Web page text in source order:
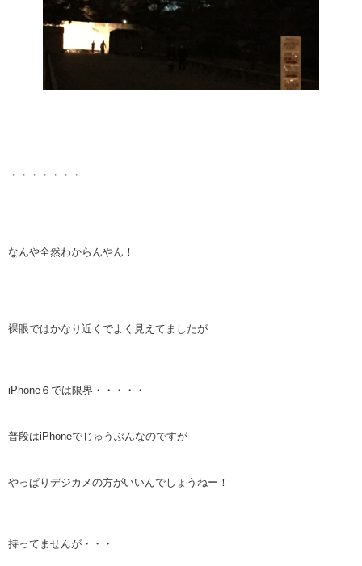
・・・・・・・
なんや全然わからんやん！
裸眼ではかなり近くでよく見えてましたが
iPhone６では限界・・・・・
普段はiPhoneでじゅうぶんなのですが
やっぱりデジカメの方がいいんでしょうねー！
持ってませんが・・・